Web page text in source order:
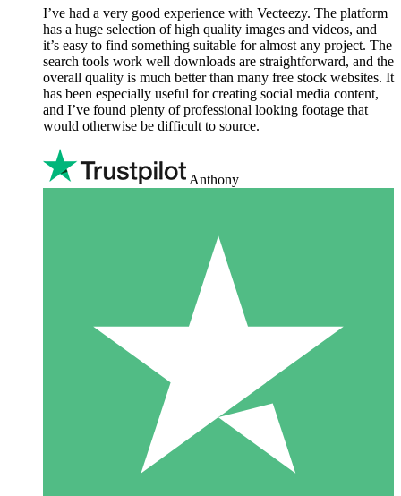
I’ve had a very good experience with Vecteezy. The platform
has a huge selection of high quality images and videos, and
it’s easy to find something suitable for almost any project. The
search tools work well downloads are straightforward, and the
overall quality is much better than many free stock websites. It
has been especially useful for creating social media content,
and I’ve found plenty of professional looking footage that
would otherwise be difficult to source.
Anthony